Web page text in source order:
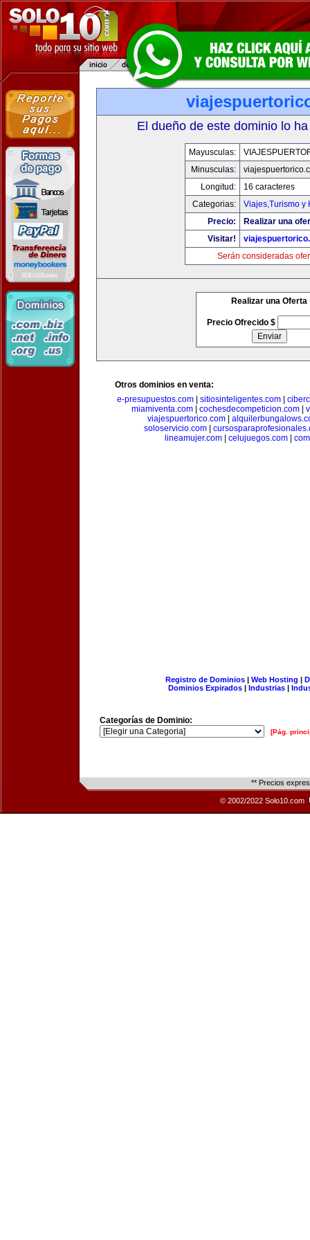
El dueño de este dominio lo
Mayusculas:
Minusculas:
Longitud:
16 caracteres
Categorias:
Viajes,Turismo y
Precio:
Realizar una
Visitar!
Serán consideradas
Realizar una Oferta
Precio Ofrecido $
Otros dominios en venta:
e-presupuestos.com
sitiosinteligentes.com
miamiventa.com
cochesdecompeticion.com
viajespuertorico.com|
soloservicio.com|
lineamujer.com| celujuegos.com|
Registro de Dominios| Web Hosting |
Dominios Expirados | Industrias |
Categorías de Dominio:
[Pág.
** Precios
© 2002/2022 Solo10.com